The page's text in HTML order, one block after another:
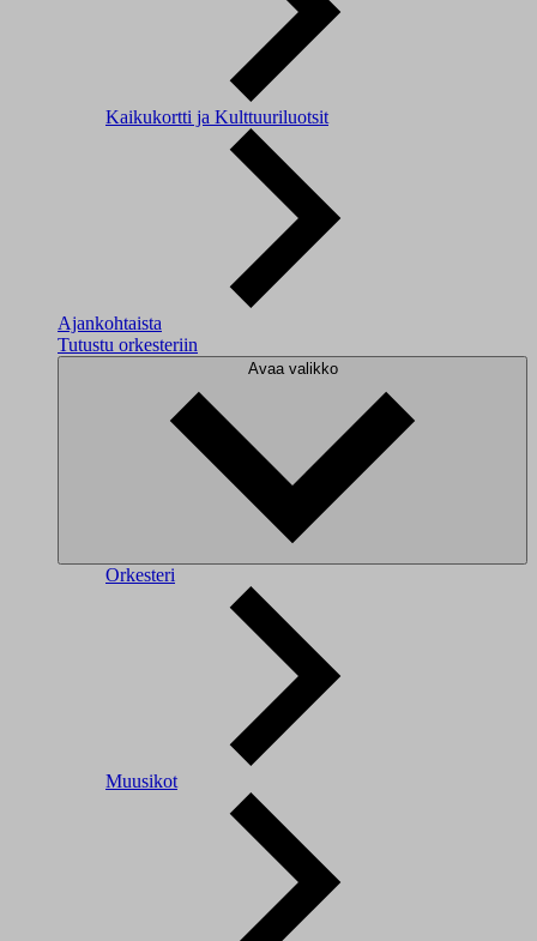
Kaikukortti ja Kulttuuriluotsit
Ajankohtaista
Tutustu orkesteriin
Avaa valikko
Orkesteri
Muusikot